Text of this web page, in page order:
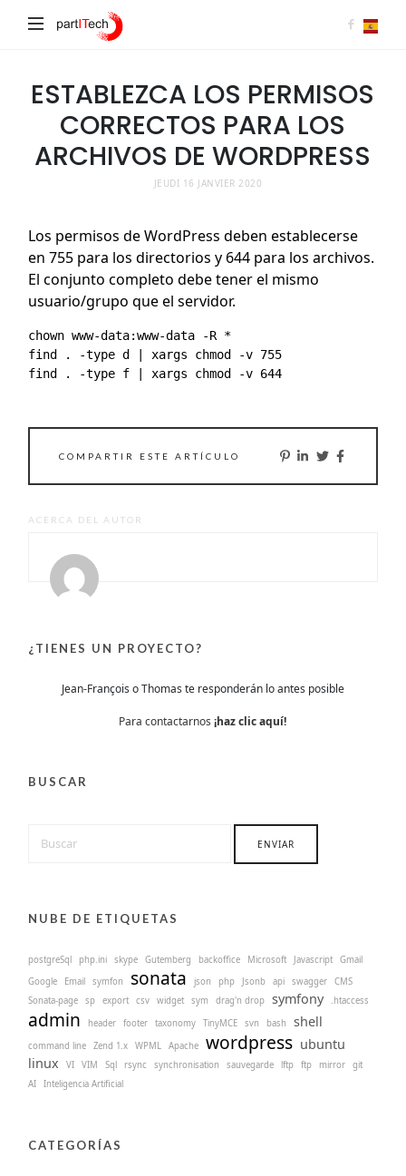
partITech
ESTABLEZCA LOS PERMISOS
CORRECTOS PARA LOS
ARCHIVOS DE WORDPRESS
JEUDI 16 JANVIER 2020
Los permisos de WordPress deben establecerse
en 755 para los directorios y 644 para los archivos.
El conjunto completo debe tener el mismo
usuario/grupo que el servidor.
chown www-data:www-data -R *
find . -type d | xargs chmod -v 755
COMPARTIR ESTE ARTÍCULO
ACERCA DEL AUTOR
¿TIENES UN PROYECTO?
Jean-François o Thomas te responderán lo antes posible
Para contactarnos ¡haz clic aquí!
BUSCAR
NUBE DE ETIQUETAS
postgreSql php.ini skype Gutemberg backoffice Microsoft Javascript
Gmail
Google
Email symfon sonata json php Jsonb api swagger
CMS
Sonata-page
sp export csv widget sym drag'n drop symfony .htaccess
admin header footer taxonomy TinyMCE svn bash shell
command line Zend 1.x WPML Apache wordpress ubuntu
linux
VI VIM Sql rsync synchronisation sauvegarde lftp ftp mirror
git
AI
Inteligencia Artificial
CATEGORÍAS